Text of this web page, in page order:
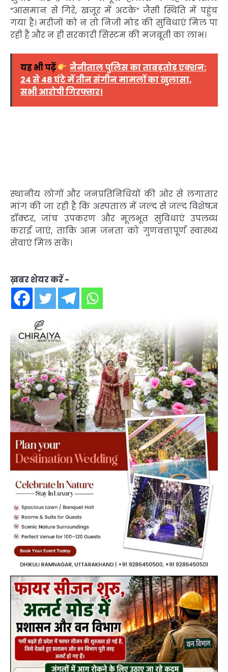
“आसमान से गिरे, खजूर में अटके” जैसी स्थिति में पहुंच
गया है। मरीजों को न तो निजी मोड की सुविधाएं मिल पा
रही हैं और न ही सरकारी सिस्टम की मजबूती का लाभ।
यह भी पढ़ें
नैनीताल पुलिस का ताबड़तोड़ एक्शन:
24 से 48 घंटे में तीन संगीन मामलों का खुलासा,
सभी आरोपी गिरफ्तार।
स्थानीय लोगों और जनप्रतिनिधियों की ओर से लगातार
मांग की जा रही है कि अस्पताल में जल्द से जल्द विशेषज्ञ
डॉक्टर, जांच उपकरण और मूलभूत सुविधाएं उपलब्ध
कराई जाएं, ताकि आम जनता को गुणवत्तापूर्ण स्वास्थ्य
सेवाएं मिल सकें।
ख़बर शेयर करें -